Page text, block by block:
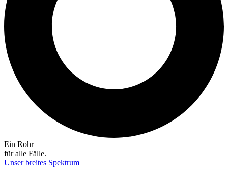
Ein Rohr
für alle Fälle.
Unser breites Spektrum